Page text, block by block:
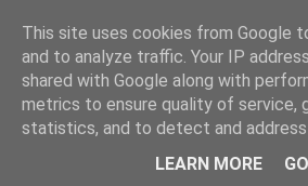
This site uses cookies from Google
and to analyze traffic. Your IP
shared with Google along with
metrics to ensure quality of service,
statistics, and to detect and address
LEARN MORE